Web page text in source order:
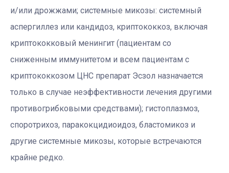
и/или дрожжами; системные микозы: системный
аспергиллез или кандидоз, криптококкоз, включая
криптококковый менингит (пациентам со
сниженным иммунитетом и всем пациентам с
криптококкозом ЦНС препарат Эсзол назначается
только в случае неэффективности лечения другими
противогрибковыми средствами); гистоплазмоз,
споротрихоз, паракокцидиоидоз, бластомикоз и
другие системные микозы, которые встречаются
крайне редко.